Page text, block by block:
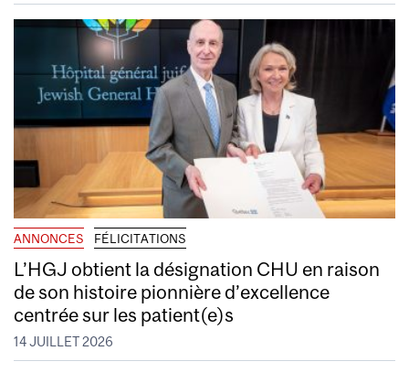
ANNONCES FÉLICITATIONS
L’HGJ obtient la désignation CHU en raison
de son histoire pionnière d’excellence
centrée sur les patient(e)s
14 JUILLET 2026